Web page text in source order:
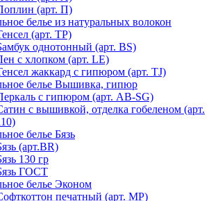
(арт. П)
белье из натуральных волокон
(арт. ТР)
однотонный (арт. BS)
с хлопком (арт. LE)
жаккард с гипюром (арт. TJ)
белье Вышивка, гипюр
с гипюром (арт. AB-SG)
с вышивкой, отделка гобеленом (арт.
белье Бязь
(арт.BR)
130 гр
ГОСТ
белье Эконом
печатный (арт. MР)